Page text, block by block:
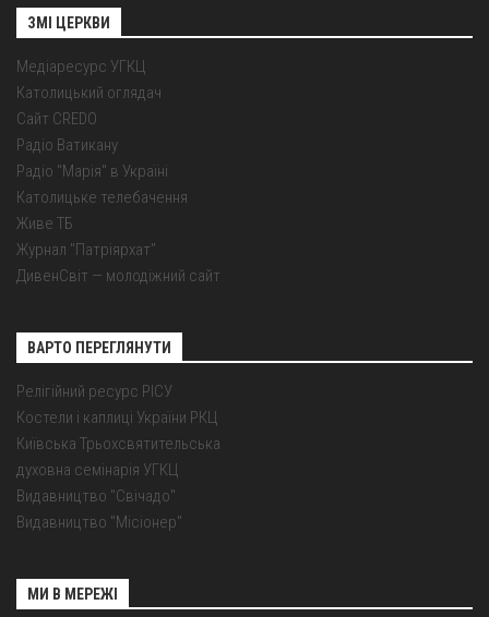
ЗМІ ЦЕРКВИ
Медіаресурс УГКЦ
Католицький оглядач
Сайт CREDO
Радіо Ватикану
Радіо "Марія" в Україні
Католицьке телебачення
Живе ТБ
Журнал "Патріярхат"
ДивенСвіт — молодіжний сайт
ВАРТО ПЕРЕГЛЯНУТИ
Релігійний ресурс РІСУ
Костели і каплиці України РКЦ
Київська Трьохсвятительська
духовна семінарія УГКЦ
Видавництво "Свічадо"
Видавництво "Місіонер"
МИ В МЕРЕЖІ